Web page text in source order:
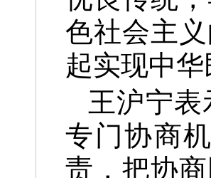
色社会主
起实现中
王沪宁
专门协商
责，把协